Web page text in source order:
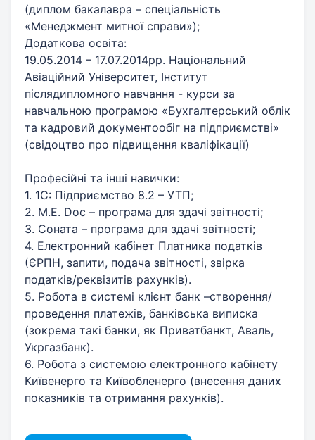
(диплом бакалавра – спеціальність
«Менеджмент митної справи»);
Додаткова освіта:
19.05.2014 – 17.07.2014рр. Національний
Авіаційний Університет, Інститут
післядипломного навчання - курси за
навчальною програмою «Бухгалтерський облік
та кадровий документообіг на підприємстві»
(свідоцтво про підвищення кваліфікації)
Професійні та інші навички:
1. 1С: Підприємство 8.2 – УТП;
2. M.E. Doc – програма для здачі звітності;
3. Соната – програма для здачі звітності;
4. Електронний кабінет Платника податків
(ЄРПН, запити, подача звітності, звірка
податків/реквізитів рахунків).
5. Робота в системі клієнт банк –створення/
проведення платежів, банківська виписка
(зокрема такі банки, як Приватбанкт, Аваль,
Укргазбанк).
6. Робота з системою електронного кабінету
Київенерго та Київобленерго (внесення даних
показників та отримання рахунків).